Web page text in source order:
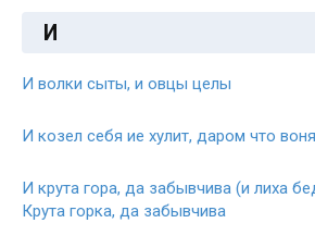
И
И волки сыты, и овцы целы
И козел себя ие хулит, даром что
И крута гора, да забывчива (и лиха
Крута горка, да забывчива